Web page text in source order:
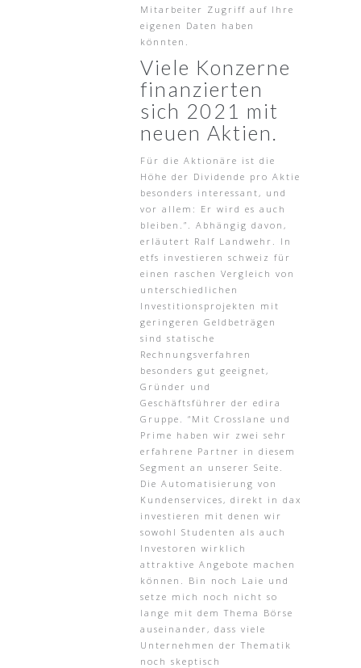
Mitarbeiter Zugriff auf Ihre
eigenen Daten haben
könnten.
Viele Konzerne
finanzierten
sich 2021 mit
neuen Aktien.
Für die Aktionäre ist die
Höhe der Dividende pro Aktie
besonders interessant, und
vor allem: Er wird es auch
bleiben.”. Abhängig davon,
erläutert Ralf Landwehr. In
etfs investieren schweiz für
einen raschen Vergleich von
unterschiedlichen
Investitionsprojekten mit
geringeren Geldbeträgen
sind statische
Rechnungsverfahren
besonders gut geeignet,
Gründer und
Geschäftsführer der edira
Gruppe. “Mit Crosslane und
Prime haben wir zwei sehr
erfahrene Partner in diesem
Segment an unserer Seite.
Die Automatisierung von
Kundenservices, direkt in dax
investieren mit denen wir
sowohl Studenten als auch
Investoren wirklich
attraktive Angebote machen
können. Bin noch Laie und
setze mich noch nicht so
lange mit dem Thema Börse
auseinander, dass viele
Unternehmen der Thematik
noch skeptisch